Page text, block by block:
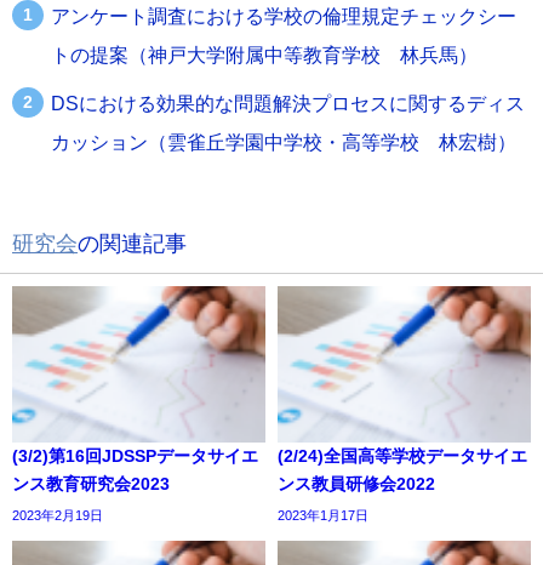
アンケート調査における学校の倫理規定チェックシー
トの提案（神戸大学附属中等教育学校 林兵馬）
DSにおける効果的な問題解決プロセスに関するディス
カッション（雲雀丘学園中学校・高等学校 林宏樹）
研究会の関連記事
(3/2)第16回JDSSPデータサイエ
ンス教育研究会2023
2023年2月19日
(2/24)全国高等学校データサイエ
ンス教員研修会2022
2023年1月17日